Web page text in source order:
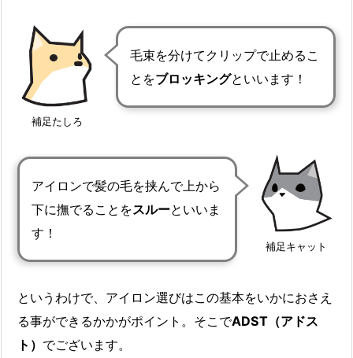
補足たしろ
毛束を分けてクリップで止めるこ
とをブロッキングといいます！
補足キャット
アイロンで髪の毛を挟んで上から
下に撫でることをスルーといいま
す！
というわけで、アイロン選びはこの基本をいかにおさえ
る事ができるかかがポイント。そこでADST（アドス
ト） でございます。